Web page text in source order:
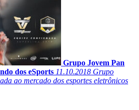
Grupo Jovem Pan
dos eSports 11.10.2018 Grupo
ao mercado dos esportes eletrônicos